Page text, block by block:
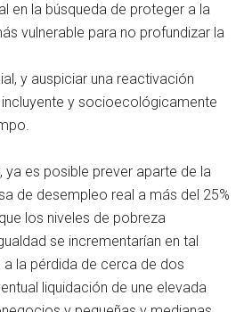
en la búsqueda de proteger a la
vulnerable para no profundizar la
y auspiciar una reactivación
y socioecológicamente
ya es posible prever aparte de la
de desempleo real a más del 25%
los niveles de pobreza
se incrementarían en tal
a la pérdida de cerca de dos
liquidación de une elevada